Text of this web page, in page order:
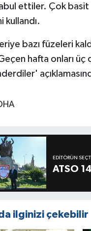
ettiler. Çok
kullandı.
bazı füzeleri
hafta onları üç
EDITÖRÜN
ATSO
ilginizi çekebilir